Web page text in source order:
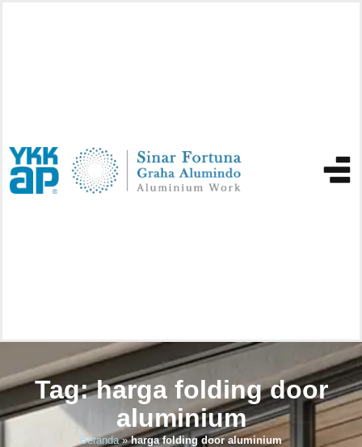
Tag: harga folding door
aluminium
Beranda»harga folding door aluminium